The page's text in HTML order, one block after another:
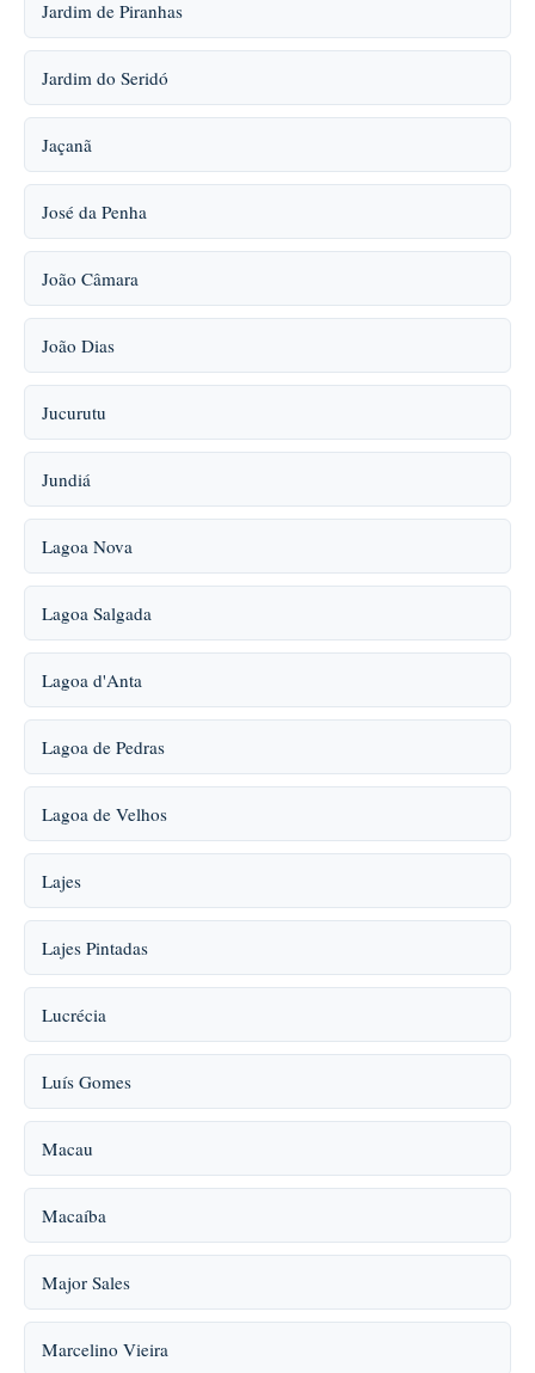
Jardim de Piranhas
Jardim do Seridó
Jaçanã
José da Penha
João Câmara
João Dias
Jucurutu
Jundiá
Lagoa Nova
Lagoa Salgada
Lagoa d'Anta
Lagoa de Pedras
Lagoa de Velhos
Lajes
Lajes Pintadas
Lucrécia
Luís Gomes
Macau
Macaíba
Major Sales
Marcelino Vieira